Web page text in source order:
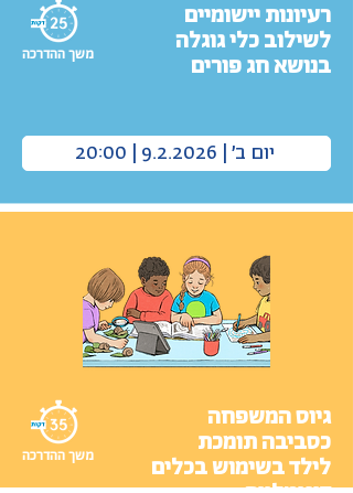
רעיונות יישומיים
לשילוב כלי גוגלה
בנושא חג פורים
משך ההדרכה
יום ב׳ | 9.2.2026 | 20:00
גיוס המשפחה
כסביבה תומכת
לילד בשימוש בכלים
משך ההדרכה